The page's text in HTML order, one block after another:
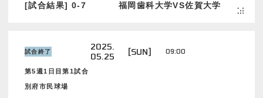
[試合結果] 0-7 福岡歯科大学VS佐賀大学
試合終了
2025.
05.25
[SUN] 09:00
第5週1日目第1試合
別府市民球場